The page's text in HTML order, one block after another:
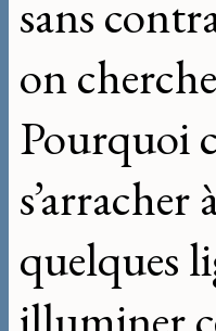
sans
on
Pourquoi
quelques